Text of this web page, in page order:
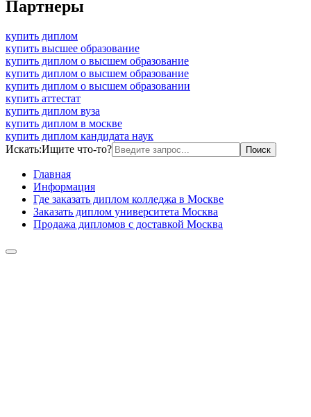
Партнеры
купить диплом
купить высшее образование
купить диплом о высшем образование
купить диплом о высшем образование
купить диплом о высшем образовании
купить аттестат
купить диплом вуза
купить диплом в москве
купить диплом кандидата наук
Искать:Ищите что-то?
Главная
Информация
Где заказать диплом колледжа в Москве
Заказать диплом университета Москва
Продажа дипломов с доставкой Москва